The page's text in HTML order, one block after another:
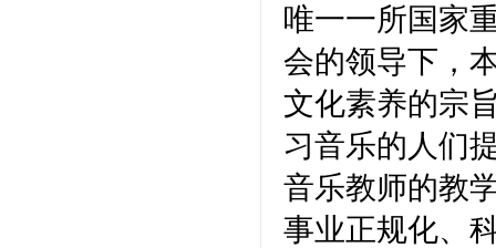
唯一一所国家
会的领导下 ，
文化素养的宗
习音乐的人们
音乐教师的教
事业正规化、